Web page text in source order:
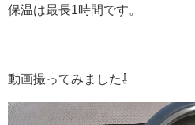
保温は最長1時間です。
動画撮ってみました⇩
動